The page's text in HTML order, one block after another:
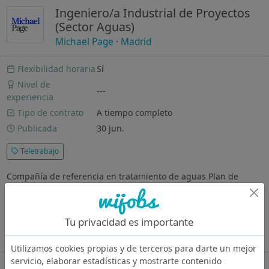
Ingeniero/a Industrial de Proyectos
(Sector Aguas)
Michael Page · Madrid
Flexibilidad horaria Sí
Nivel de
experiencia
---
Tipo de contrato
A tiempo completo
Publicada
30 jun.
Teletrabajo
Compañía de referencia en tratamiento de aguas Plan de
carrera establecido para promover la progresión profesional
¿Dónde vas a trabajar? Empresa española de ingeniería
fundada hace más de 20 años, especializada en el diseño,
fabricación e instalación...
Ver más
Tu privacidad es importante
Utilizamos cookies propias y de terceros para darte un mejor
servicio, elaborar estadísticas y mostrarte contenido